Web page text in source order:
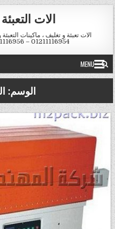
Skip to content
الات
الات تعبئة و تغليف ، ماكينات
01211116954 – 01211116956 – 01211116958
MENU
الوسم: